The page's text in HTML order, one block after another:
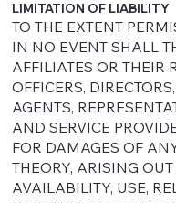
LIMITATION OF LIABILITY
TO THE EXTENT
IN NO EVENT SHALL
AFFILIATES OR THEIR
OFFICERS,
AGENTS,
AND SERVICE
FOR DAMAGES OF
THEORY, ARISING
AVAILABILITY, USE,